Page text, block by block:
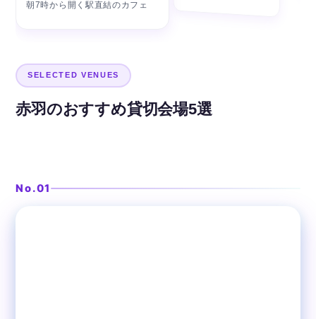
朝7時から開く駅直結のカフェ
SELECTED VENUES
赤羽のおすすめ貸切会場5選
No.01
ズ赤羽店